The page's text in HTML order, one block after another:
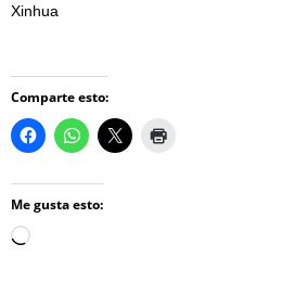
Xinhua
Comparte esto:
Me gusta esto:
Loading…